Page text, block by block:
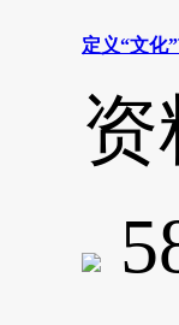
定义“文化
资